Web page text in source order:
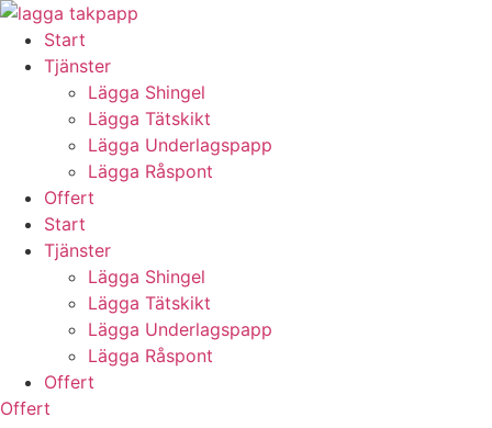
Skip
content
Start
Tjänster
Lägga Shingel
Lägga Tätskikt
Lägga Underlagspapp
Lägga Råspont
Offert
Start
Tjänster
Lägga Shingel
Lägga Tätskikt
Lägga Underlagspapp
Lägga Råspont
Offert
Offert